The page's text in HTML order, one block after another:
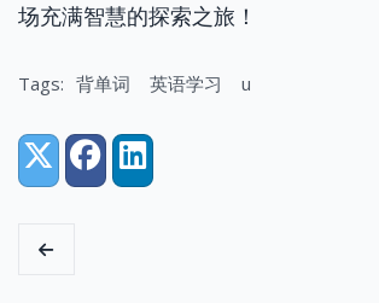
场充满智慧的探索之旅！
Tags: 背单词 英语学习 u
Share:
X (Twitter)
FacebookLinkedIn